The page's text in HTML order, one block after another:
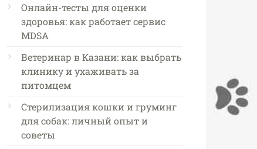
Онлайн-тесты для оценки
здоровья: как работает сервис
MDSA
Ветеринар в Казани: как выбрать
клинику и ухаживать за
питомцем
Стерилизация кошки и груминг
для собак: личный опыт и
советы